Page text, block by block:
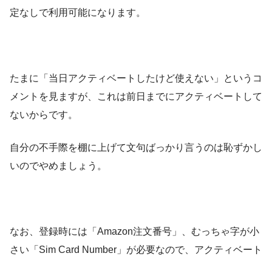
定なしで利用可能になります。
たまに「当日アクティベートしたけど使えない」というコ
メントを見ますが、これは前日までにアクティベートして
ないからです。
自分の不手際を棚に上げて文句ばっかり言うのは恥ずかし
いのでやめましょう。
なお、登録時には「Amazon注文番号」、むっちゃ字が小
さい「Sim Card Number」が必要なので、アクティベート